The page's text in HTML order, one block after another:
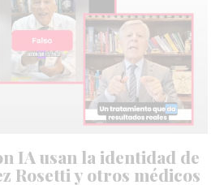
IA usan la identidad de
Rosetti y otros médicos